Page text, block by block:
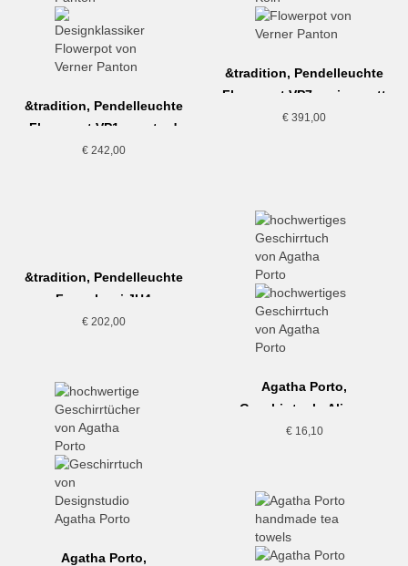
&tradition, Pendelleuchte
Flowerpot VP1, mustard
€242,00
&tradition, Pendelleuchte
Flowerpot VP7, weiss matt
€ 391,00
&tradition, Pendelleuchte
Formakami JH4
€202,00
Agatha Porto,
Geschirrtuch, Aljezur
€16,10
Agatha Porto,